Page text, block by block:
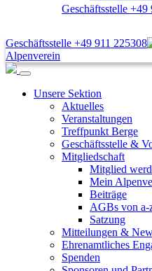
Geschäftsstelle +49
Geschäftsstelle +49 911 225308
Alpenverein
Unsere Sektion
Aktuelles
Veranstaltungen
Treffpunkt Berge
Geschäftsstelle &
Mitgliedschaft
Mitglied
Mein
Beiträge
AGBs von a-
Satzung
Mitteilungen &
Ehrenamtliches
Spenden